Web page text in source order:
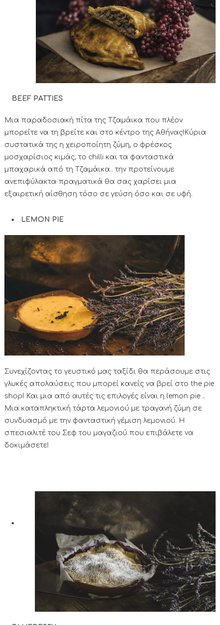
BEEF PATTIES
Μια παραδοσιακή πίτα της Τζαμάικα που πλέον
μπορείτε να τη βρείτε και στο κέντρο της Αθήνας!Κύρια
συστατικά της η χειροποίητη ζύμη, ο φρέσκος
μοσχαρίσιος κιμάς, το chilli και τα φανταστικά
μπαχαρικά από τη Τζαμάικα.. την προτείνουμε
ανεπιφύλακτα πραγματικά θα σας χαρίσει μια
εξαιρετική αίσθηση τόσο σε γεύση όσο και σε υφή.
LEMON PIE
Συνεχίζοντας το γευστικό μας ταξίδι θα περάσουμε στις
γλυκές απολαύσεις που μπορεί κανείς να βρεί στο the pie
shop! Και μια από αυτές τις επιλογές είναι η lemon pie ..
Μια καταπληκτική τάρτα λεμονιού με τραγανή ζύμη σε
συνδυασμό με την φανταστική γέμιση λεμονιού. H
σπεσιαλιτέ του Σεφ του μαγαζιού που επιβάλετε να
δοκιμάσετε!